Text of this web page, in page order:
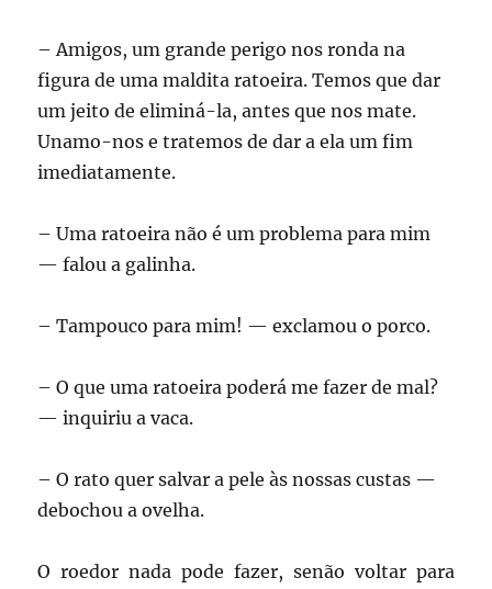
– Amigos, um grande perigo nos ronda na
figura de uma maldita ratoeira. Temos que dar
um jeito de eliminá-la, antes que nos mate.
Unamo-nos e tratemos de dar a ela um fim
imediatamente.
– Uma ratoeira não é um problema para mim
— falou a galinha.
– Tampouco para mim! — exclamou o porco.
– O que uma ratoeira poderá me fazer de mal?
— inquiriu a vaca.
– O rato quer salvar a pele às nossas custas —
debochou a ovelha.
O roedor nada pode fazer, senão voltar para